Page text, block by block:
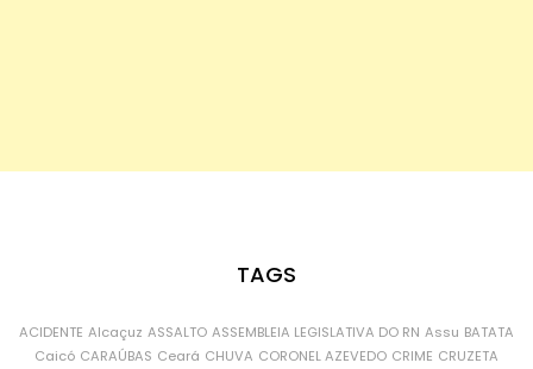
TAGS
ACIDENTE Alcaçuz ASSALTO ASSEMBLEIA LEGISLATIVA DO RN Assu BATATA
Caicó CARAÚBAS Ceará CHUVA CORONEL AZEVEDO CRIME CRUZETA